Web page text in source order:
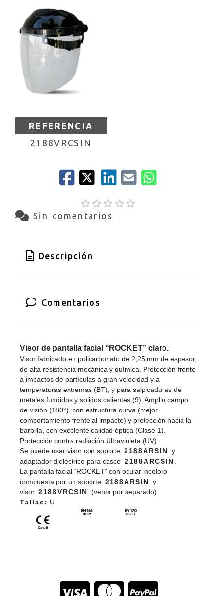
REFERENCIA
2188VRCSIN
Sin comentarios
Descripción
Comentarios
Visor de pantalla facial “ROCKET” claro.
Visor fabricado en policarbonato de 2,25 mm de espesor,
de alta resistencia mecánica y química. Protección frente
a impactos de partículas a gran velocidad y a
temperaturas extremas (BT), y para salpicaduras de
metales fundidos y solidos calientes (9). Amplio campo
de visión (180°), con estructura curva (mejor
comportamiento frente al impacto) y protección hacia la
barbilla, con excelente calidad óptica (Clase 1).
Protección contra radiación Ultravioleta (UV).
Se puede usar visor con soporte 2188ARSIN y
adaptador dieléctrico para casco 2188ARCSIN
La pantalla facial “ROCKET” con ocular incoloro
compuesta por un soporte 2188ARSIN y
visor 2188VRCSIN
(venta por separado)
Tallas: U